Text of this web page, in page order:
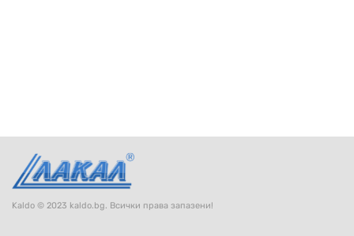
Kaldo © 2023 kaldo.bg. Всички права запазени!